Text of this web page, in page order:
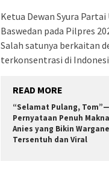
Ketua Dewan Syura
Baswedan pada Pilpres
Salah satunya berkaitan
terkonsentrasi di
READ MORE
“Selamat Pulang, Tom”—
Pernyataan Penuh Makna
Anies yang Bikin
Tersentuh dan Viral